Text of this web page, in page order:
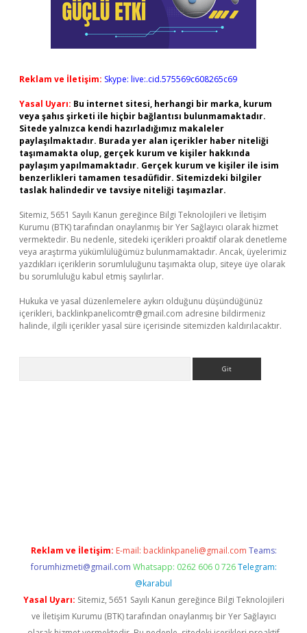
Reklam ve İletişim: Skype: live:.cid.575569c608265c69
Yasal Uyarı: Bu internet sitesi, herhangi bir marka, kurum
veya şahıs şirketi ile hiçbir bağlantısı bulunmamaktadır.
Sitede yalnızca kendi hazırladığımız makaleler
paylaşılmaktadır. Burada yer alan içerikler haber niteliği
taşımamakta olup, gerçek kurum ve kişiler hakkında
paylaşım yapılmamaktadır. Gerçek kurum ve kişiler ile isim
benzerlikleri tamamen tesadüfidir. Sitemizdeki bilgiler
taslak halindedir ve tavsiye niteliği taşımazlar.
Sitemiz, 5651 Sayılı Kanun gereğince Bilgi Teknolojileri ve İletişim
Kurumu (BTK) tarafından onaylanmış bir Yer Sağlayıcı olarak hizmet
vermektedir. Bu nedenle, sitedeki içerikleri proaktif olarak denetleme
veya araştırma yükümlülüğümüz bulunmamaktadır. Ancak, üyelerimiz
yazdıkları içeriklerin sorumluluğunu taşımakta olup, siteye üye olarak
bu sorumluluğu kabul etmiş sayılırlar.
Hukuka ve yasal düzenlemelere aykırı olduğunu düşündüğünüz
içerikleri, backlinkpanelicomtr@gmail.com adresine bildirmeniz
halinde, ilgili içerikler yasal süre içerisinde sitemizden kaldırılacaktır.
Reklam ve İletişim: E-mail: backlinkpaneli@gmail.com Teams:
forumhizmeti@gmail.com Whatsapp: 0262 606 0 726 Telegram:
@karabul
Yasal Uyarı: Sitemiz, 5651 Sayılı Kanun gereğince Bilgi Teknolojileri
ve İletişim Kurumu (BTK) tarafından onaylanmış bir Yer Sağlayıcı